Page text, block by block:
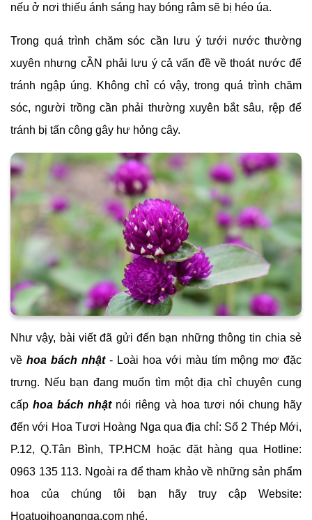
nếu ở nơi thiếu ánh sáng hay bóng râm sẽ bị héo úa.
Trong quá trình chăm sóc cần lưu ý tưới nước thường
xuyên nhưng cẦN phải lưu ý cả vấn đề về thoát nước để
tránh ngập úng. Không chỉ có vậy, trong quá trình chăm
sóc, người trồng cần phải thường xuyên bắt sâu, rệp để
tránh bị tấn công gây hư hỏng cây.
Như vậy, bài viết đã gửi đến bạn những thông tin chia sẻ
về hoa bách nhật- Loài hoa với màu tím mộng mơ đặc
trưng. Nếu bạn đang muốn tìm một địa chỉ chuyên cung
cấp hoa bách nhật nói riêng và hoa tươi nói chung hãy
đến với Hoa Tươi Hoàng Nga qua địa chỉ: Số 2 Thép Mới,
P.12, Q.Tân Bình, TP.HCM hoặc đặt hàng qua Hotline:
0963 135 113. Ngoài ra để tham khảo về những sản phẩm
hoa của chúng tôi bạn hãy truy cập Website:
Hoatuoihoangnga.com nhé.